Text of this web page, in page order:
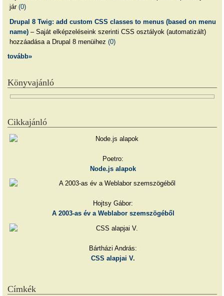
jár (0)
Drupal 8 Twig: add custom CSS classes to menus (based on menu
name)– Saját elképzeléseink szerinti CSS osztályok (automatizált)
hozzáadása a Drupal 8 menüihez (0)
tovább»
Könyvajánló
Cikkajánló
Poetro:
Node.js alapok
Hojtsy Gábor:
A 2003-as év a Weblabor szemszögéből
Bártházi András:
CSS alapjai V.
Címkék